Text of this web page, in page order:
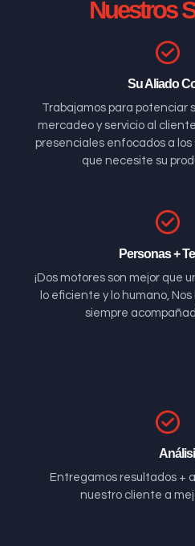
Nuestros
Su Aliado
Trabajamos para potenciar
mercadeo y servicio al
presenciales enfocados a
que necesite su
Personas +
¡Dos motores son mejor que
lo eficiente y lo humano,
siempre
Entregamos resultados +
nuestro cliente a